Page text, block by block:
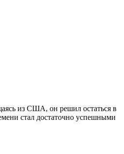
из США, он решил остаться в
стал достаточно успешными